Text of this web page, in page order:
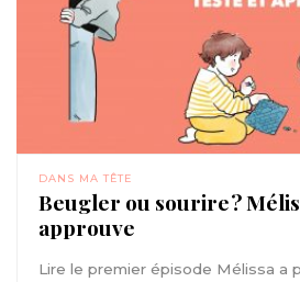
DANS MA TÊTE
Beugler ou sourire ?
approuve
Lire le premier épisode Mélissa a